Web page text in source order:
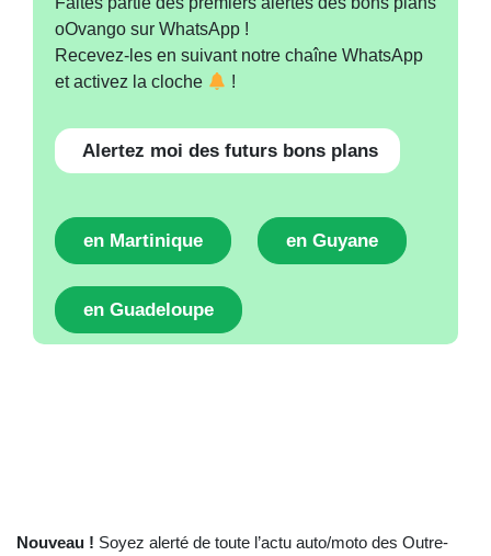
oOvango sur WhatsApp !
Recevez-les en suivant notre chaîne WhatsApp
et activez la cloche
!
Alertez moi des futurs bons plans
en Martinique en Guyane
en Guadeloupe
Nouveau ! Soyez alerté de toute l’actu auto/moto des Outre-